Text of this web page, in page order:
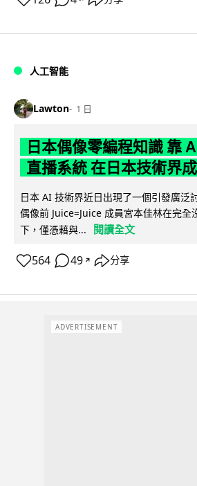
人工智能
Lawton 1 日
日本偶像零編程知識 靠
直播系統 在日本技術界
日本 AI 技術界近日出現了一個引發廣泛
偶像前 Juice=Juice 成員宮本佳林在完全
下，僅憑藉與...
閱讀全文
564 49 ↗ 分享
ADVERTISEMENT